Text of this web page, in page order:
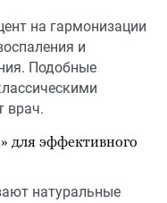
на гармонизации
и
Подобные
врач.
для эффективного
натуральные